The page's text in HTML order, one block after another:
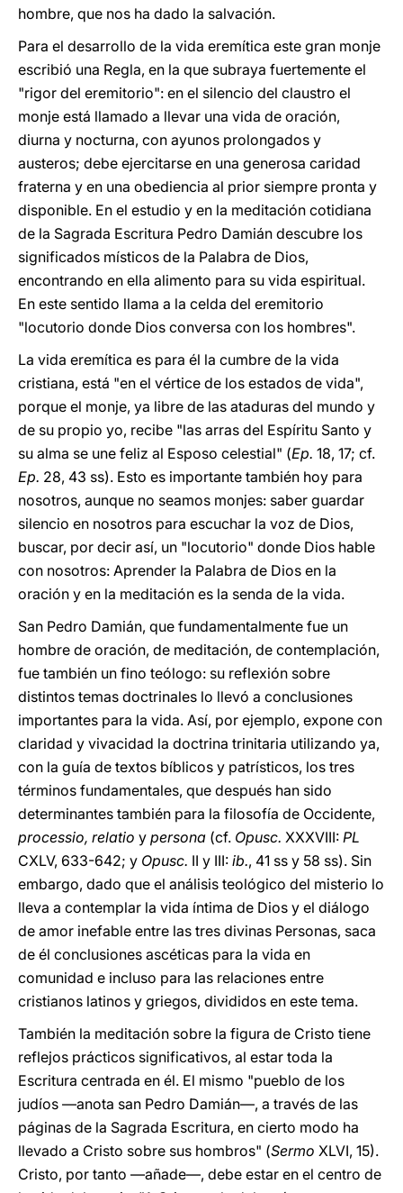
hombre, que nos ha dado la salvación.
Para el desarrollo de la vida eremítica este gran monje
escribió una Regla, en la que subraya fuertemente el
"rigor del eremitorio": en el silencio del claustro el
monje está llamado a llevar una vida de oración,
diurna y nocturna, con ayunos prolongados y
austeros; debe ejercitarse en una generosa caridad
fraterna y en una obediencia al prior siempre pronta y
disponible. En el estudio y en la meditación cotidiana
de la Sagrada Escritura Pedro Damián descubre los
significados místicos de la Palabra de Dios,
encontrando en ella alimento para su vida espiritual.
En este sentido llama a la celda del eremitorio
"locutorio donde Dios conversa con los hombres".
La vida eremítica es para él la cumbre de la vida
cristiana, está "en el vértice de los estados de vida",
porque el monje, ya libre de las ataduras del mundo y
de su propio yo, recibe "las arras del Espíritu Santo y
su alma se une feliz al Esposo celestial" (Ep. 18, 17; cf.
Ep. 28, 43 ss). Esto es importante también hoy para
nosotros, aunque no seamos monjes: saber guardar
silencio en nosotros para escuchar la voz de Dios,
buscar, por decir así, un "locutorio" donde Dios hable
con nosotros: Aprender la Palabra de Dios en la
oración y en la meditación es la senda de la vida.
San Pedro Damián, que fundamentalmente fue un
hombre de oración, de meditación, de contemplación,
fue también un fino teólogo: su reflexión sobre
distintos temas doctrinales lo llevó a conclusiones
importantes para la vida. Así, por ejemplo, expone con
claridad y vivacidad la doctrina trinitaria utilizando ya,
con la guía de textos bíblicos y patrísticos, los tres
términos fundamentales, que después han sido
determinantes también para la filosofía de Occidente,
processio, relatio y persona (cf. Opusc. XXXVIII: PL
CXLV, 633-642; y Opusc. II y III: ib., 41 ss y 58 ss). Sin
embargo, dado que el análisis teológico del misterio lo
lleva a contemplar la vida íntima de Dios y el diálogo
de amor inefable entre las tres divinas Personas, saca
de él conclusiones ascéticas para la vida en
comunidad e incluso para las relaciones entre
cristianos latinos y griegos, divididos en este tema.
También la meditación sobre la figura de Cristo tiene
reflejos prácticos significativos, al estar toda la
Escritura centrada en él. El mismo "pueblo de los
judíos —anota san Pedro Damián—, a través de las
páginas de la Sagrada Escritura, en cierto modo ha
llevado a Cristo sobre sus hombros" (Sermo XLVI, 15).
Cristo, por tanto —añade—, debe estar en el centro de